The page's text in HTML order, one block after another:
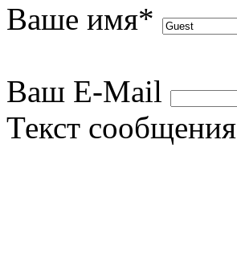
Ваше имя*
Ваш E-Mail
Текст сообщения